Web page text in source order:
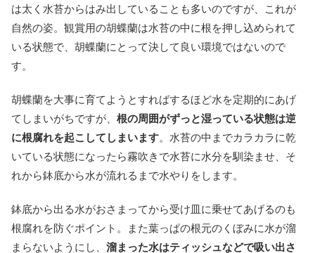
は太く水苔からはみ出していることも多いのですが、これが
自然の姿。観賞用の胡蝶蘭は水苔の中に根を押し込められて
いる状態で、胡蝶蘭にとって決して良い環境ではないので
す。
胡蝶蘭を大事に育てようとすればするほど水を定期的にあげ
てしまいがちですが、 根の周囲がずっと湿っている状態は逆
に根腐れを起こしてしまいます。水苔の中までカラカラに乾
いている状態になったら霧吹きで水苔に水分を馴染ませ、そ
れから鉢底から水が流れるまで水やりをします。
鉢底から出る水がおさまってから受け皿に乗せてあげるのも
根腐れを防ぐポイント。また葉っぱの根元のくぼみに水が溜
まらないようにし、 溜まった水はティッシュなどで吸い出さ